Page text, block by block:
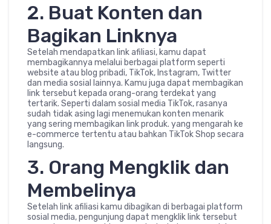
2. Buat Konten dan
Bagikan Linknya
Setelah mendapatkan link afiliasi, kamu dapat
membagikannya melalui berbagai platform seperti
website atau blog pribadi, TikTok, Instagram, Twitter
dan media sosial lainnya. Kamu juga dapat membagikan
link tersebut kepada orang-orang terdekat yang
tertarik. Seperti dalam sosial media TikTok, rasanya
sudah tidak asing lagi menemukan konten menarik
yang sering membagikan link produk. yang mengarah ke
e-commerce tertentu atau bahkan TikTok Shop secara
langsung.
3. Orang Mengklik dan
Membelinya
Setelah link afiliasi kamu dibagikan di berbagai platform
sosial media, pengunjung dapat mengklik link tersebut